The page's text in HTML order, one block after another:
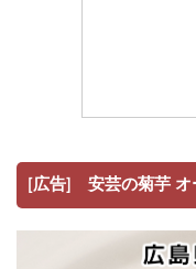
[広告] 安芸の菊芋 オ